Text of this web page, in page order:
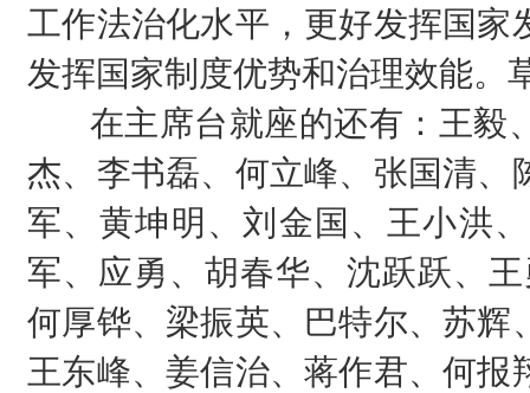
工作法治化水平，更好发挥国家
发挥国家制度优势和治理效能。
在主席台就座的还有：王毅
杰、李书磊、何立峰、张国清、
军、黄坤明、刘金国、王小洪
军、应勇、胡春华、沈跃跃、
何厚铧、梁振英、巴特尔、苏辉
王东峰、姜信治、蒋作君、何